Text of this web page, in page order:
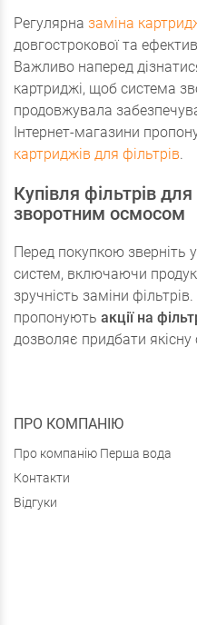
Регулярна заміна
довгострокової та
Важливо наперед
картриджі, щоб система
продовжувала
Інтернет-магазини
картриджів для фільтрів.
Купівля фільтрів для
зворотним осмосом
Перед покупкою зверніть
систем, включаючи
зручність заміни
пропонують акції на
дозволяє придбати
ПРО КОМПАНІЮ
Про компанію Перша вода
Контакти
Відгуки